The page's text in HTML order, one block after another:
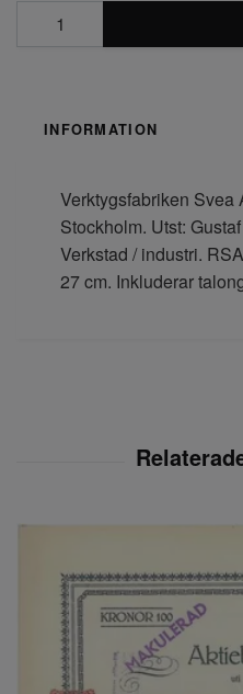
INFORMATION
Verktygsfabriken Svea
Stockholm. Utst:
Verkstad / industri.
27 cm. Inkluderar